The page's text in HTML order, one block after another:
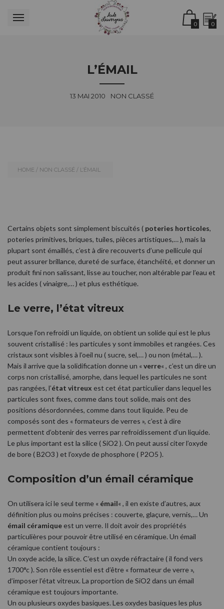
0 0
L’ÉMAIL
13 MAI 2010 NON CLASSÉ
HOME / NON CLASSÉ / L’ÉMAIL
Certains objets sont simplement biscuités ( poteries horticoles,
poteries primitives, briques, tuiles, pièces artistiques,… ), mais la
plupart sont émaillés, c’est à dire recouverts d’une pellicule qui
peut assurer brillance, dureté de surface, étanchéité, et donner un
produit fini non salissant, lisse au toucher, non altérable par l’eau et
les acides ( vinaigre,… ) et plus esthétique.
Le verre, l’état vitreux
Lorsque l’on refroidi un liquide, on obtient un solide qui est le plus
souvent cristallisé : les particules y sont immobiles et rangées. Ces
cristaux sont visibles à l’oeil nu ( sucre, sel,… ) ou non (métal,… ).
Mais il arrive que la solidification donne un «verre« , c’est un dire un
corps non cristallisé, amorphe, dans lequel les particules ne sont
pas rangées, l’état vitreux est cet état particulier dans lequel les
particules sont fixes, comme dans tout solide, mais ont des
positions désordonnées, comme dans tout liquide. Peu de
composés sont des « formateurs de verres », c’est à dire
permettent d’obtenir des verres par refroidissement d’un liquide.
Le plus important est la silice ( SiO2 ). On peut aussi citer l’oxyde
de bore ( B2O3 ) et l’oxyde de phosphore ( P2O5 ).
Composition d’un émail céramique
On utilisera ici le seul terme « émail« , il en existe d’autres, aux
définition plus ou moins précises : couverte, glaçure, vernis,… Un
émail céramique est un verre. Il doit avoir des propriétés
particulières pour pouvoir être utilisé en céramique. Un émail
céramique contient toujours :
Un oxyde acide, la silice. C’est un oxyde réfractaire ( il fond vers
1700°c ). Son rôle essentiel est d’être « formateur de verre »,
d’imposer l’état vitreux. La proportion de SiO2 dans un émail
céramique est toujours importante.
Un ou plusieurs oxydes basiques. Les oxydes basiques les plus